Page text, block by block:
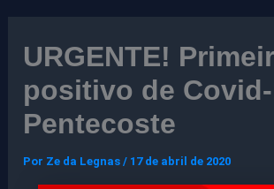
URGENTE!
positivo de
Pentecoste
Por Ze da Legnas/ 17 de abril de 2020